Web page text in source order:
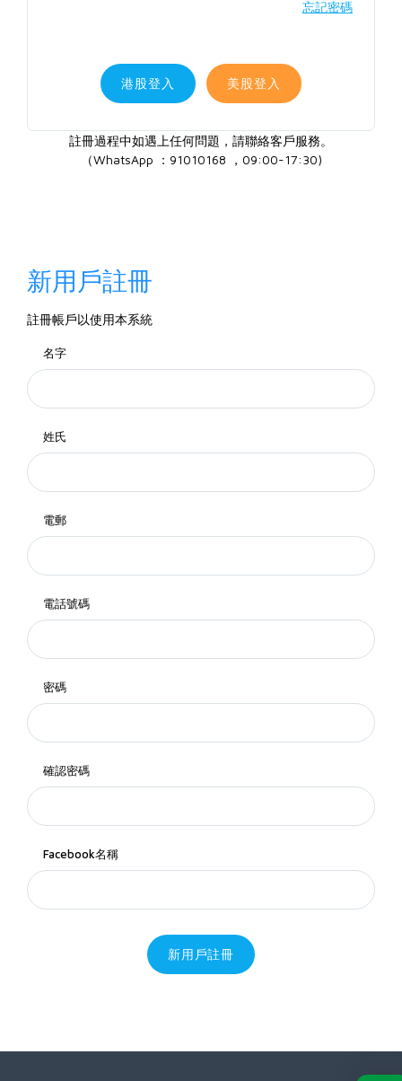
忘記密碼
港股登入 美股登入
註冊過程中如遇上任何問題，請聯絡客戶服務。
（WhatsApp ：91010168 ，09:00-17:30)
新用戶註冊
註冊帳戶以使用本系統
名字
姓氏
電郵
電話號碼
密碼
確認密碼
Facebook名稱
新用戶註冊